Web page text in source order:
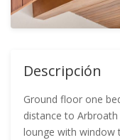
Descripción
Ground floor one
distance to
lounge with window